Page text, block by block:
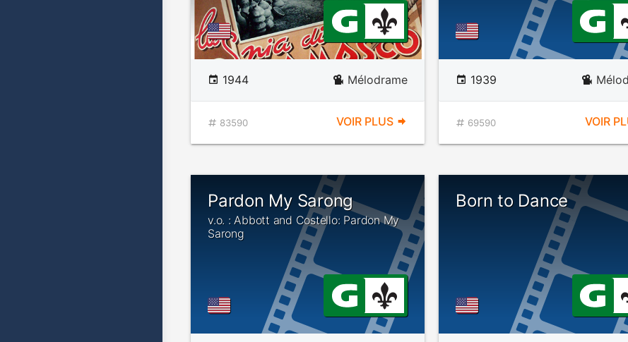
1944 Mélodrame
83590 VOIR PLUS
1939
69590 VOIR
Pardon My Sarong
v.o. : Abbott and Costello: Pardon My
Sarong
Born to Dance